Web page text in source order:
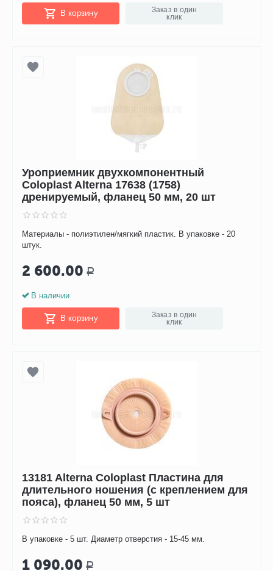
В корзину
Заказ в один
клик
Уроприемник двухкомпонентный
Coloplast Alterna 17638 (1758)
дренируемый, фланец 50 мм, 20 шт
Материалы - полиэтилен/мягкий пластик. В упаковке - 20
штук.
2 600.00 Р
В наличии
В корзину
Заказ в один
клик
13181 Alterna Coloplast Пластина для
длительного ношения (с креплением для
пояса), фланец 50 мм, 5 шт
В упаковке - 5 шт. Диаметр отверстия - 15-45 мм.
1 090.00 Р